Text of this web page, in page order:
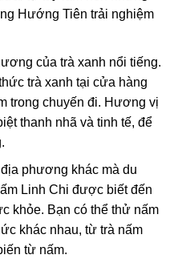
Hướng Tiên trải nghiệm
của trà xanh nổi tiếng.
trà xanh tại cửa hàng
trong chuyến đi. Hương vị
thanh nhã và tinh tế, để
phương khác mà du
Linh Chi được biết đến
khỏe. Bạn có thể thử nấm
khác nhau, từ trà nấm
từ nấm.